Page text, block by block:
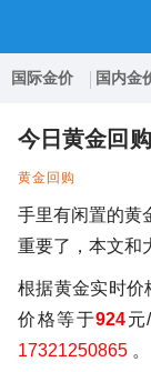
国际金价 国内金
今日黄金回
黄金回购
手里有闲置的黄
重要了，本文和
根据黄金实时价
价格等于924元
17321250865 。